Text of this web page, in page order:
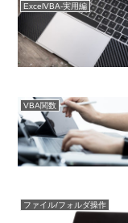
ExcelVBA-実用編
VBA関数
ファイル/フォルダ操作